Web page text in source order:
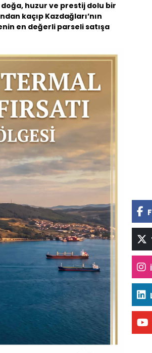
huzur ve prestij dolu bir
kaçıp Kazdağları’nın
en değerli parseli satışa